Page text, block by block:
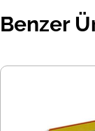
Benzer